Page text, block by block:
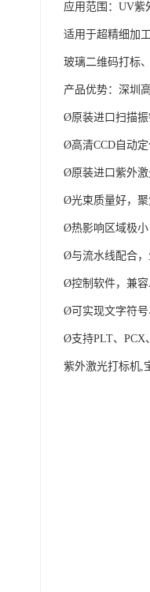
应用范围：UV紫
适用于超精细加
玻璃二维码打标
产品优势：深圳
Ø原装进口扫描振
Ø高清CCD自动
Ø原装进口紫外激
Ø光束质量好，
Ø热影响区域极
Ø与流水线配合
Ø控制软件，兼容
Ø可实现文字符号
Ø支持PLT、PCX
紫外激光打标机,